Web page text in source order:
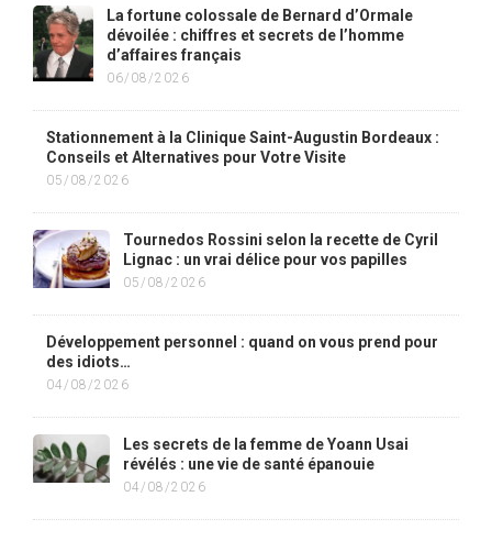
La fortune colossale de Bernard d’Ormale
dévoilée : chiffres et secrets de l’homme
d’affaires français
06/08/2026
Stationnement à la Clinique Saint-Augustin Bordeaux :
Conseils et Alternatives pour Votre Visite
05/08/2026
Tournedos Rossini selon la recette de Cyril
Lignac : un vrai délice pour vos papilles
05/08/2026
Développement personnel : quand on vous prend pour
des idiots…
04/08/2026
Les secrets de la femme de Yoann Usai
révélés : une vie de santé épanouie
04/08/2026